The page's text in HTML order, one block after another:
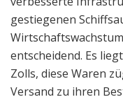
gestiegenen
entscheidend. Es
Zolls, diese Waren
Versand zu ihren